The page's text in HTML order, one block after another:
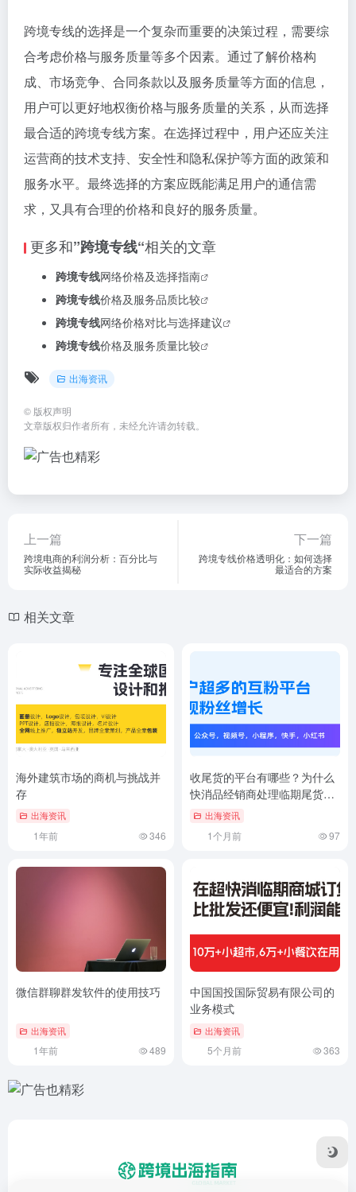
跨境专线的选择是一个复杂而重要的决策过程，需要综
合考虑价格与服务质量等多个因素。通过了解价格构
成、市场竞争、合同条款以及服务质量等方面的信息，
用户可以更好地权衡价格与服务质量的关系，从而选择
最合适的跨境专线方案。在选择过程中，用户还应关注
运营商的技术支持、安全性和隐私保护等方面的政策和
服务水平。最终选择的方案应既能满足用户的通信需
求，又具有合理的价格和良好的服务质量。
更多和”跨境专线“相关的文章
跨境专线网络价格及选择指南
跨境专线价格及服务品质比较
跨境专线网络价格对比与选择建议
跨境专线价格及服务质量比较
出海资讯
© 版权声明
文章版权归作者所有，未经允许请勿转载。
上一篇
跨境电商的利润分析：百分比与
实际收益揭秘
下一篇
跨境专线价格透明化：如何选择
最适合的方案
相关文章
海外建筑市场的商机与挑战并
存
出海资讯
1年前 346
收尾货的平台有哪些？为什么
快消品经销商处理临期尾货都
用超快消平台
出海资讯
1个月前 97
微信群聊群发软件的使用技巧
出海资讯
1年前 489
中国国投国际贸易有限公司的
业务模式
出海资讯
5个月前 363